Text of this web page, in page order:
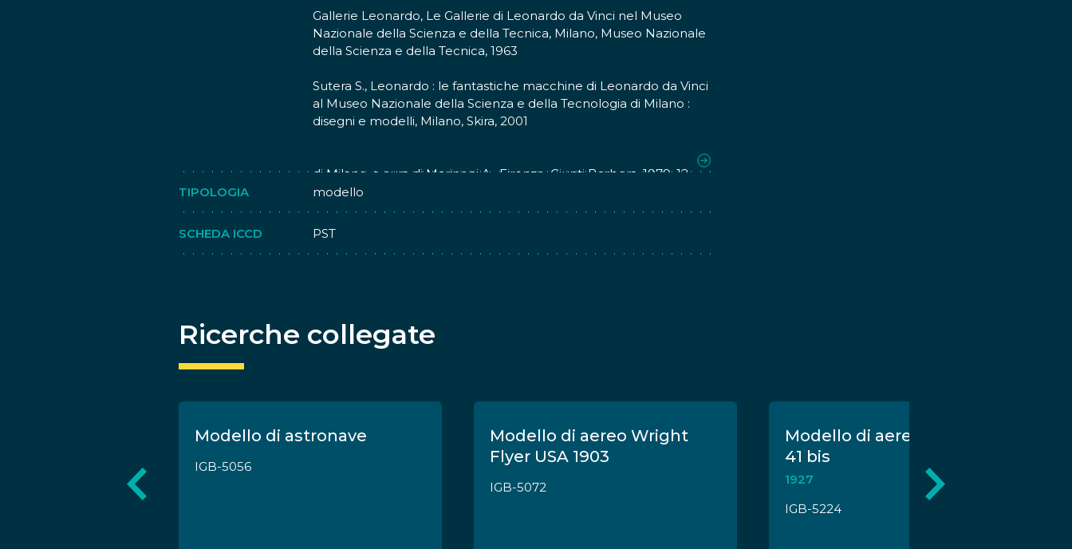
Gallerie Leonardo, Le Gallerie di Leonardo da Vinci nel Museo
Nazionale della Scienza e della Tecnica, Milano, Museo Nazionale
della Scienza e della Tecnica, 1963
Sutera S., Leonardo : le fantastiche macchine di Leonardo da Vinci
al Museo Nazionale della Scienza e della Tecnologia di Milano :
disegni e modelli, Milano, Skira, 2001
Leonardo da Vinci, Il Codice Atlantico della Biblioteca Ambrosiana
di Milano, a cura di Marinoni A., Firenze, Giunti Barbera, 1979, 12
TIPOLOGIA
modello
SCHEDA ICCD PST
Ricerche collegate
Modello di astronave
IGB-5056
Modello di aereo Wright
Flyer USA 1903
IGB-5072
Modello di aereo Macchi M
41 bis
1927
IGB-5224